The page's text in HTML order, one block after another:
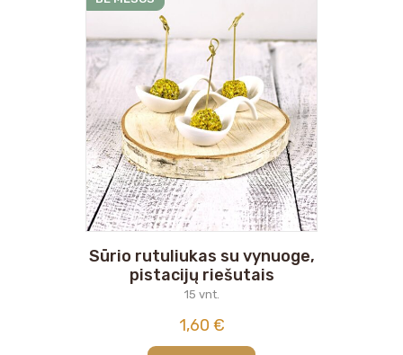
Sūrio rutuliukas su vynuoge,
pistacijų riešutais
15 vnt.
1,60 €